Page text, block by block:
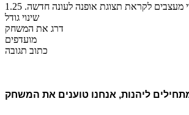
מעצבים לקראת תצוגת אופנה לעונה חדשה. 1.25
שינוי גודל
דרג את המשחק
מועדפים
כתוב תגובה
ליהנות, אנחנו טוענים את המשחק